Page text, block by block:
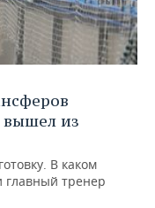
вышел из
В каком
главный тренер